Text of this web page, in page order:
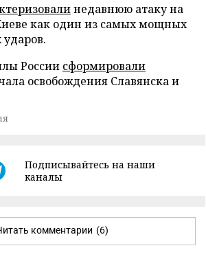
недавнюю атаку на
как один из самых мощных
России сформировали
освобождения Славянска и
Подписывайтесь на наши
каналы
комментарии (6)